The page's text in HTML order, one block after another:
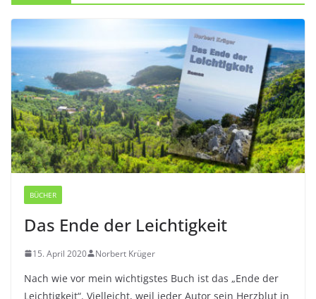
BÜCHER
Das Ende der Leichtigkeit
15. April 2020 Norbert Krüger
Nach wie vor mein wichtigstes Buch ist das „Ende der
Leichtigkeit“. Vielleicht, weil jeder Autor sein Herzblut in